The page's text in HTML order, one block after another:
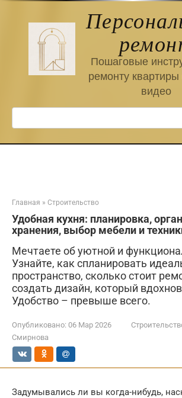
Пошаговые
ремонту
видео
Поиск:
Главная » Строительство
Удобная кухня: планировка,
хранения, выбор мебели и
Мечтаете об уютной и
Узнайте, как спланировать
пространство, сколько стоит
создать дизайн, который
Удобство – превыше всего.
Опубликовано: 06 Мар 2026
Смирнова
Задумывались ли вы когда-нибудь,